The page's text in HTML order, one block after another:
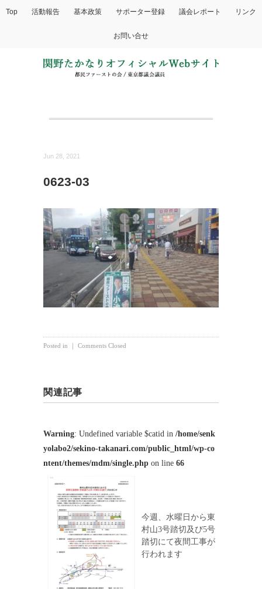
Top 活動報告 基本政策 サポーター登録 議会レポート リンク
お問い合せ
Jun 28, 2021
0623-03
Posted in ｜ Comments Closed
関連記事
Warning: Undefined variable $catid in /home/senk
yolabo2/sekino-takanari.com/public_html/wp-co
ntent/themes/mdm/single.php on line 66
今週、水曜日から東
村山3号踏切及び5号
踏切にて夜間工事が
行われます